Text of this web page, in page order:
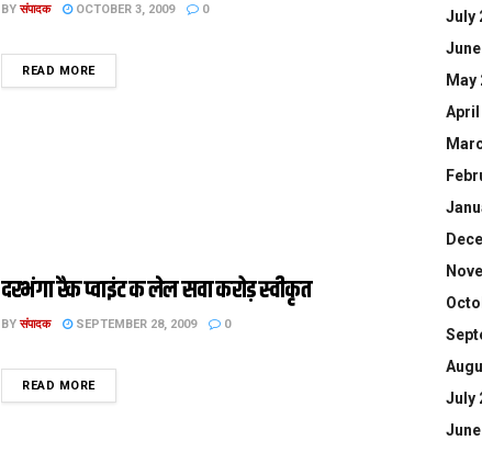
BY संपादक OCTOBER 3, 2009 0
READ MOREDETAILS
दरभंगा रैक प्वाइंट क लेल सवा करोड़ स्वीकृत
BY संपादक SEPTEMBER 28, 2009 0
READ MOREDETAILS
July
May
April
July